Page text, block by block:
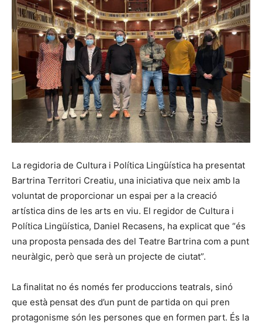
La regidoria de Cultura i Política Lingüística ha presentat
Bartrina Territori Creatiu, una iniciativa que neix amb la
voluntat de proporcionar un espai per a la creació
artística dins de les arts en viu. El regidor de Cultura i
Política Lingüística, Daniel Recasens, ha explicat que “és
una proposta pensada des del Teatre Bartrina com a punt
neuràlgic, però que serà un projecte de ciutat”.
La finalitat no és només fer produccions teatrals, sinó
que està pensat des d’un punt de partida on qui pren
protagonisme són les persones que en formen part. És la